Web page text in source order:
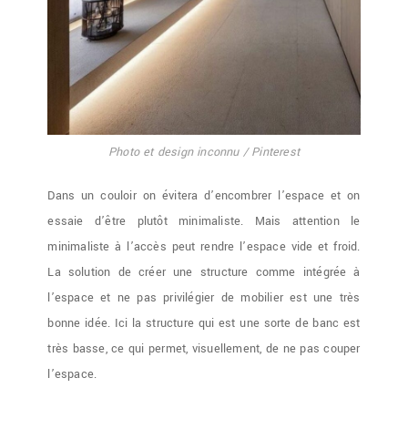
Photo et design inconnu / Pinterest
Dans un couloir on évitera d’encombrer l’espace et on
essaie d’être plutôt minimaliste. Mais attention le
minimaliste à l’accès peut rendre l’espace vide et froid.
La solution de créer une structure comme intégrée à
l’espace et ne pas privilégier de mobilier est une très
bonne idée. Ici la structure qui est une sorte de banc est
très basse, ce qui permet, visuellement, de ne pas couper
l’espace.